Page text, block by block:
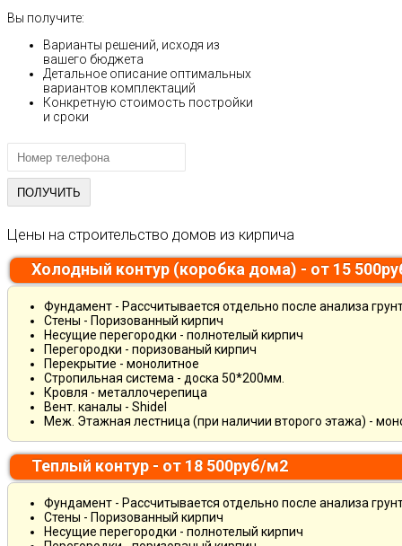
Вы получите:
Варианты решений, исходя из
вашего бюджета
Детальное описание оптимальных
вариантов комплектаций
Конкретную стоимость постройки
и сроки
Цены на строительство домов из кирпича
Холодный контур (коробка дома) - от 15
Фундамент - Рассчитывается отдельно после анализа
Стены - Поризованный кирпич
Несущие перегородки - полнотелый кирпич
Перегородки - поризованый кирпич
Перекрытие - монолитное
Стропильная система - доска 50*200мм.
Кровля - металлочерепица
Вент. каналы - Shidel
Меж. Этажная лестница (при наличии второго этажа) -
Теплый контур - от 18 500руб/м2
Фундамент - Рассчитывается отдельно после анализа
Стены - Поризованный кирпич
Несущие перегородки - полнотелый кирпич